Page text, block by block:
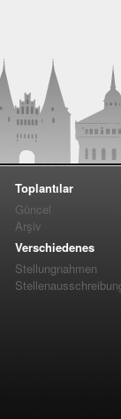
Toplantılar
Güncel
Arşiv
Verschiedenes
Stellungnahmen